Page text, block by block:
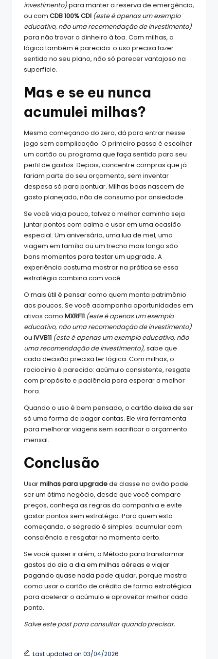
investimento)para manter a reserva de emergência,
ou com CDB 100% CDI (este é apenas um exemplo
educativo, não uma recomendação de investimento)
para não travar o dinheiro à toa. Com milhas, a
lógica também é parecida: o uso precisa fazer
sentido no seu plano, não só parecer vantajoso na
superfície.
Mas e se eu nunca
acumulei milhas?
Mesmo começando do zero, dá para entrar nesse
jogo sem complicação. O primeiro passo é escolher
um cartão ou programa que faça sentido para seu
perfil de gastos. Depois, concentre compras que já
fariam parte do seu orçamento, sem inventar
despesa só para pontuar. Milhas boas nascem de
gasto planejado, não de consumo por ansiedade.
Se você viaja pouco, talvez o melhor caminho seja
juntar pontos com calma e usar em uma ocasião
especial. Um aniversário, uma lua de mel, uma
viagem em família ou um trecho mais longo são
bons momentos para testar um upgrade. A
experiência costuma mostrar na prática se essa
estratégia combina com você.
O mais útil é pensar como quem monta patrimônio
aos poucos. Se você acompanha oportunidades em
ativos como MXRF11 (este é apenas um exemplo
educativo, não uma recomendação de investimento)
ou IVVB11 (este é apenas um exemplo educativo, não
uma recomendação de investimento), sabe que
cada decisão precisa ter lógica. Com milhas, o
raciocínio é parecido: acúmulo consistente, resgate
com propósito e paciência para esperar a melhor
hora.
Quando o uso é bem pensado, o cartão deixa de ser
só uma forma de pagar contas. Ele vira ferramenta
para melhorar viagens sem sacrificar o orçamento
mensal.
Conclusão
Usarmilhas para upgradede classe no avião pode
ser um ótimo negócio, desde que você compare
preços, conheça as regras da companhia e evite
gastar pontos sem estratégia. Para quem está
começando, o segredo é simples: acumular com
consciência e resgatar no momento certo.
Se você quiser ir além, o Método para transformar
gastos do dia a dia em milhas aéreas e viajar
pagando quase nada pode ajudar, porque mostra
como usar o cartão de crédito de forma estratégica
para acelerar o acúmulo e aproveitar melhor cada
ponto.
Salve este post para consultar quando precisar.
Last updated on 03/04/2026